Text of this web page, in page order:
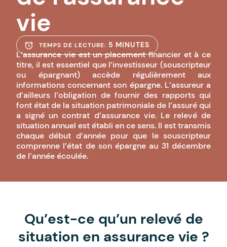
vie
TEMPS DE LECTURE: 5 MINUTES
L’assurance vie est un placement financier et à ce
titre, il est essentiel que l’investisseur (souscripteur
ou épargnant) accède régulièrement aux
informations concernant son épargne. L’assureur a
d’ailleurs l’obligation de fournir des rapports qui
font état de la situation patrimoniale de l’assuré qui
a signé un contrat d’assurance vie. Le relevé de
situation annuel est établi en ce sens. Il est transmis
chaque début d’année pour que le souscripteur
comprenne l’état de son épargne au 31 décembre
de l’année écoulée.
Qu’est-ce qu’un relevé de
situation en assurance vie ?